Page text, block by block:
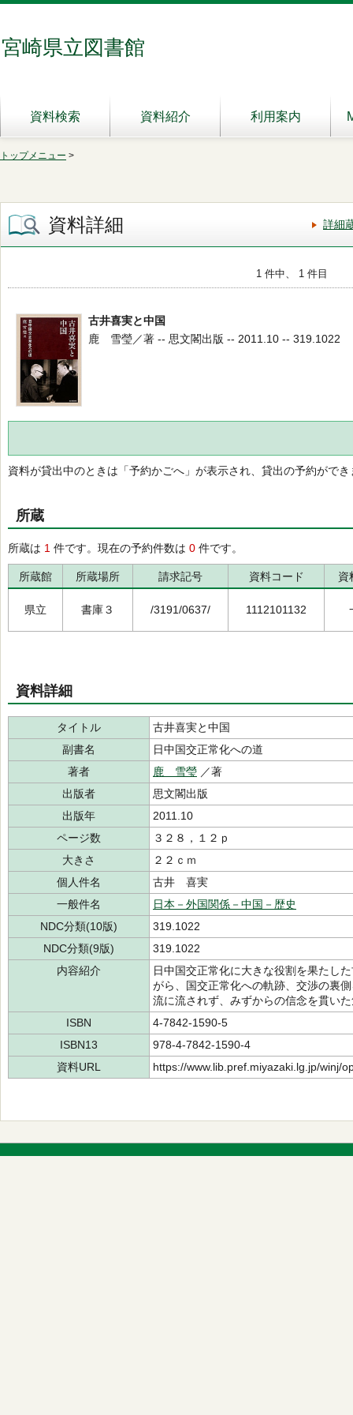
宮崎県立図書館
資料検索 資料紹介 利用案内
トップメニュー >
資料詳細 詳細
1 件中、 1 件目
古井喜実と中国
鹿 雪瑩／著 -- 思文閣出版 -- 2011.10 -- 319.1022
資料が貸出中のときは「予約かごへ」が表示され、貸出の予約ができ
所蔵
所蔵は 1 件です。現在の予約件数は 0 件です。
所蔵館 所蔵場所 請求記号 資料コード 資
県立 書庫３ /3191/0637/ 1112101132
資料詳細
タイトル
古井喜実と中国
副書名
日中国交正常化への道
著者
鹿 雪瑩 ／著
出版者
思文閣出版
出版年
2011.10
ページ数
３２８，１２ｐ
大きさ
２２ｃｍ
個人件名
古井 喜実
一般件名
日本－外国関係－中国－歴史
NDC分類(10版)
319.1022
NDC分類(9版)
319.1022
内容紹介
日中国交正常化に大きな役割を果たし
がら、国交正常化への軌跡、交渉の裏
流に流されず、みずからの信念を貫い
ISBN
4-7842-1590-5
ISBN13
978-4-7842-1590-4
資料URL
https://www.lib.pref.miyazaki.lg.jp/winj/